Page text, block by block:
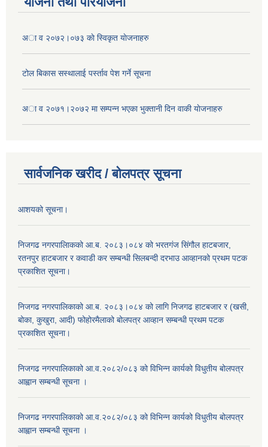
अा व २०७२।०७३ काे स्विकृत याेजनाहरु
टोल बिकास स‌स्थालाई प‌र्स्ताव पेश गर्ने सूचना
अा‍ व २०७१।२०७२ मा सम्पन्न भएका भुक्तानी दिन वा‌की याेजनाहरु
सार्वजनिक खरीद / बोलपत्र सूचना
आशयको सूचना।
निजगढ नगरपालिाकको आ.ब. २०८३।०८४ को भरतगंज सिंगौल हाटबजार,
रतनपुर हाटबजार र कवाडी कर सम्बन्धी सिलबन्दी दरभाउ आव्हानको प्रथम पटक
प्रकाशित सूचना।
निजगढ नगरपालिकाको आ.ब. २०८३।०८४ को लागि निजगढ हाटबजार र (खसी,
बोका, कुखुरा, आदी) फोहोरमैलाको बोलपत्र आव्हान सम्बन्धी प्रथम पटक
प्रकाशित सूचना।
निजगढ नगरपालिकाको आ.व.२०८२/०८३ को विभिन्न कार्यको विधुतीय बोलपत्र
आह्वान सम्बन्धी सूचना ।
निजगढ नगरपालिकाको आ.व.२०८२/०८३ को विभिन्न कार्यको विधुतीय बोलपत्र
आह्वान सम्बन्धी सूचना ।